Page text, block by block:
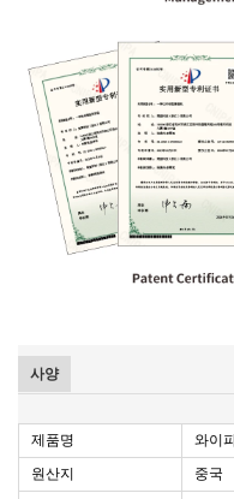
사양
제품명
와이
원산지
중국